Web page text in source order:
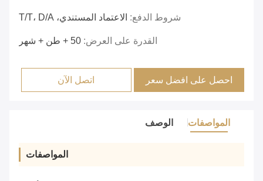
شروط الدفع: الاعتماد المستندي، T/T، D/A
القدرة على العرض: 50 + طن + شهر
احصل على افضل سعر اتصل الآن
المواصفات الوصف
المواصفات